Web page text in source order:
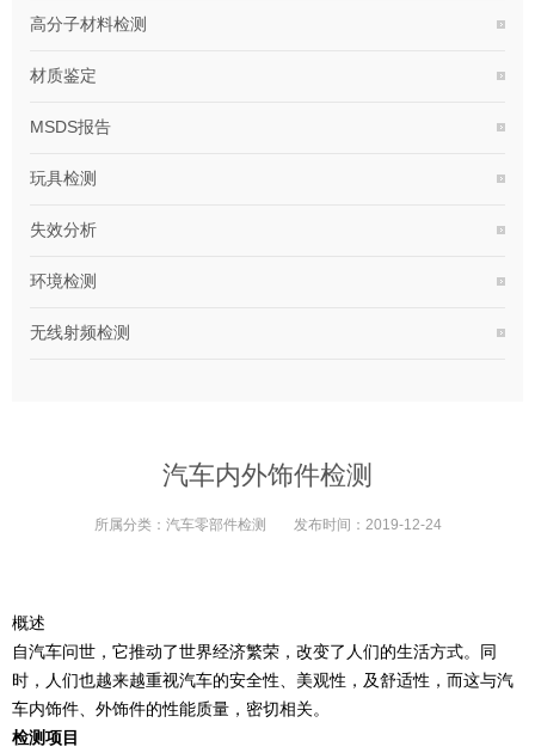
高分子材料检测
材质鉴定
MSDS报告
玩具检测
失效分析
环境检测
无线射频检测
汽车内外饰件检测
所属分类： 汽车零部件检测 发布时间： 2019-12-24
概述
自汽车问世，它推动了世界经济繁荣，改变了人们的生活方式。同
时，人们也越来越重视汽车的安全性、美观性，及舒适性，而这与汽
车内饰件、外饰件的性能质量，密切相关。
检测项目